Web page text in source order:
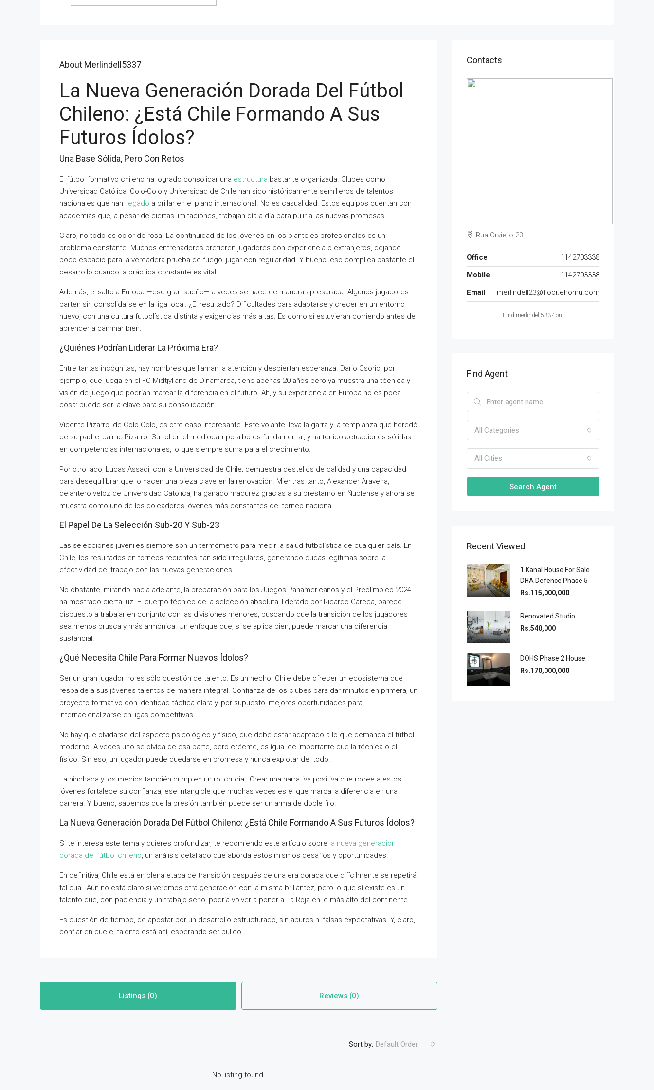
About Merlindell5337
La Nueva Generación Dorada Del Fútbol
Chileno: ¿Está Chile Formando A Sus
Futuros Ídolos?
Una Base Sólida, Pero Con Retos
El fútbol formativo chileno ha logrado consolidar una estructura bastante organizada. Clubes como
Universidad Católica, Colo-Colo y Universidad de Chile han sido históricamente semilleros de talentos
nacionales que han llegado a brillar en el plano internacional. No es casualidad. Estos equipos cuentan con
academias que, a pesar de ciertas limitaciones, trabajan día a día para pulir a las nuevas promesas.
Claro, no todo es color de rosa. La continuidad de los jóvenes en los planteles profesionales es un
problema constante. Muchos entrenadores prefieren jugadores con experiencia o extranjeros, dejando
poco espacio para la verdadera prueba de fuego: jugar con regularidad. Y bueno, eso complica bastante el
desarrollo cuando la práctica constante es vital.
Además, el salto a Europa —ese gran sueño— a veces se hace de manera apresurada. Algunos jugadores
parten sin consolidarse en la liga local. ¿El resultado? Dificultades para adaptarse y crecer en un entorno
nuevo, con una cultura futbolística distinta y exigencias más altas. Es como si estuvieran corriendo antes de
aprender a caminar bien.
¿Quiénes Podrían Liderar La Próxima Era?
Entre tantas incógnitas, hay nombres que llaman la atención y despiertan esperanza. Dario Osorio, por
ejemplo, que juega en el FC Midtjylland de Dinamarca, tiene apenas 20 años pero ya muestra una técnica y
visión de juego que podrían marcar la diferencia en el futuro. Ah, y su experiencia en Europa no es poca
cosa: puede ser la clave para su consolidación.
Vicente Pizarro, de Colo-Colo, es otro caso interesante. Este volante lleva la garra y la templanza que heredó
de su padre, Jaime Pizarro. Su rol en el mediocampo albo es fundamental, y ha tenido actuaciones sólidas
en competencias internacionales, lo que siempre suma para el crecimiento.
Por otro lado, Lucas Assadi, con la Universidad de Chile, demuestra destellos de calidad y una capacidad
para desequilibrar que lo hacen una pieza clave en la renovación. Mientras tanto, Alexander Aravena,
delantero veloz de Universidad Católica, ha ganado madurez gracias a su préstamo en Ñublense y ahora se
muestra como uno de los goleadores jóvenes más constantes del torneo nacional.
El Papel De La Selección Sub-20 Y Sub-23
Las selecciones juveniles siempre son un termómetro para medir la salud futbolística de cualquier país. En
Chile, los resultados en torneos recientes han sido irregulares, generando dudas legítimas sobre la
efectividad del trabajo con las nuevas generaciones.
No obstante, mirando hacia adelante, la preparación para los Juegos Panamericanos y el Preolímpico 2024
ha mostrado cierta luz. El cuerpo técnico de la selección absoluta, liderado por Ricardo Gareca, parece
dispuesto a trabajar en conjunto con las divisiones menores, buscando que la transición de los jugadores
sea menos brusca y más armónica. Un enfoque que, si se aplica bien, puede marcar una diferencia
sustancial.
¿Qué Necesita Chile Para Formar Nuevos Ídolos?
Ser un gran jugador no es sólo cuestión de talento. Es un hecho. Chile debe ofrecer un ecosistema que
respalde a sus jóvenes talentos de manera integral. Confianza de los clubes para dar minutos en primera, un
proyecto formativo con identidad táctica clara y, por supuesto, mejores oportunidades para
internacionalizarse en ligas competitivas.
No hay que olvidarse del aspecto psicológico y físico, que debe estar adaptado a lo que demanda el fútbol
moderno. A veces uno se olvida de esa parte, pero créeme, es igual de importante que la técnica o el
físico. Sin eso, un jugador puede quedarse en promesa y nunca explotar del todo.
La hinchada y los medios también cumplen un rol crucial. Crear una narrativa positiva que rodee a estos
jóvenes fortalece su confianza, ese intangible que muchas veces es el que marca la diferencia en una
carrera. Y, bueno, sabemos que la presión también puede ser un arma de doble filo.
La Nueva Generación Dorada Del Fútbol Chileno: ¿Está Chile Formando A Sus Futuros Ídolos?
Si te interesa este tema y quieres profundizar, te recomiendo este artículo sobre la nueva generación
dorada del fútbol chileno, un análisis detallado que aborda estos mismos desafíos y oportunidades.
En definitiva, Chile está en plena etapa de transición después de una era dorada que difícilmente se repetirá
tal cual. Aún no está claro si veremos otra generación con la misma brillantez, pero lo que sí existe es un
talento que, con paciencia y un trabajo serio, podría volver a poner a La Roja en lo más alto del continente.
Es cuestión de tiempo, de apostar por un desarrollo estructurado, sin apuros ni falsas expectativas. Y, claro,
confiar en que el talento está ahí, esperando ser pulido.
Listings (0) Reviews (0)
Sort by: Default Order
No listing found.
Contacts
Rua Orvieto 23
Office
1142703338
Mobile
1142703338
Email
merlindell23@floor.ehomu.com
Find merlindell5337 on:
Find Agent
All Categories
All Cities
Search Agent
Recent Viewed
1 Kanal House For Sale
DHA Defence Phase 5
Rs.115,000,000
Renovated Studio
Rs.540,000
DOHS Phase 2 House
Rs.170,000,000